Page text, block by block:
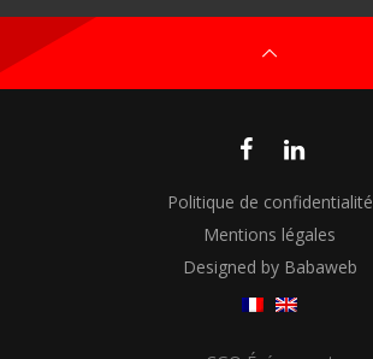
Politique de confidentialité
Mentions légales
Designed by Babaweb